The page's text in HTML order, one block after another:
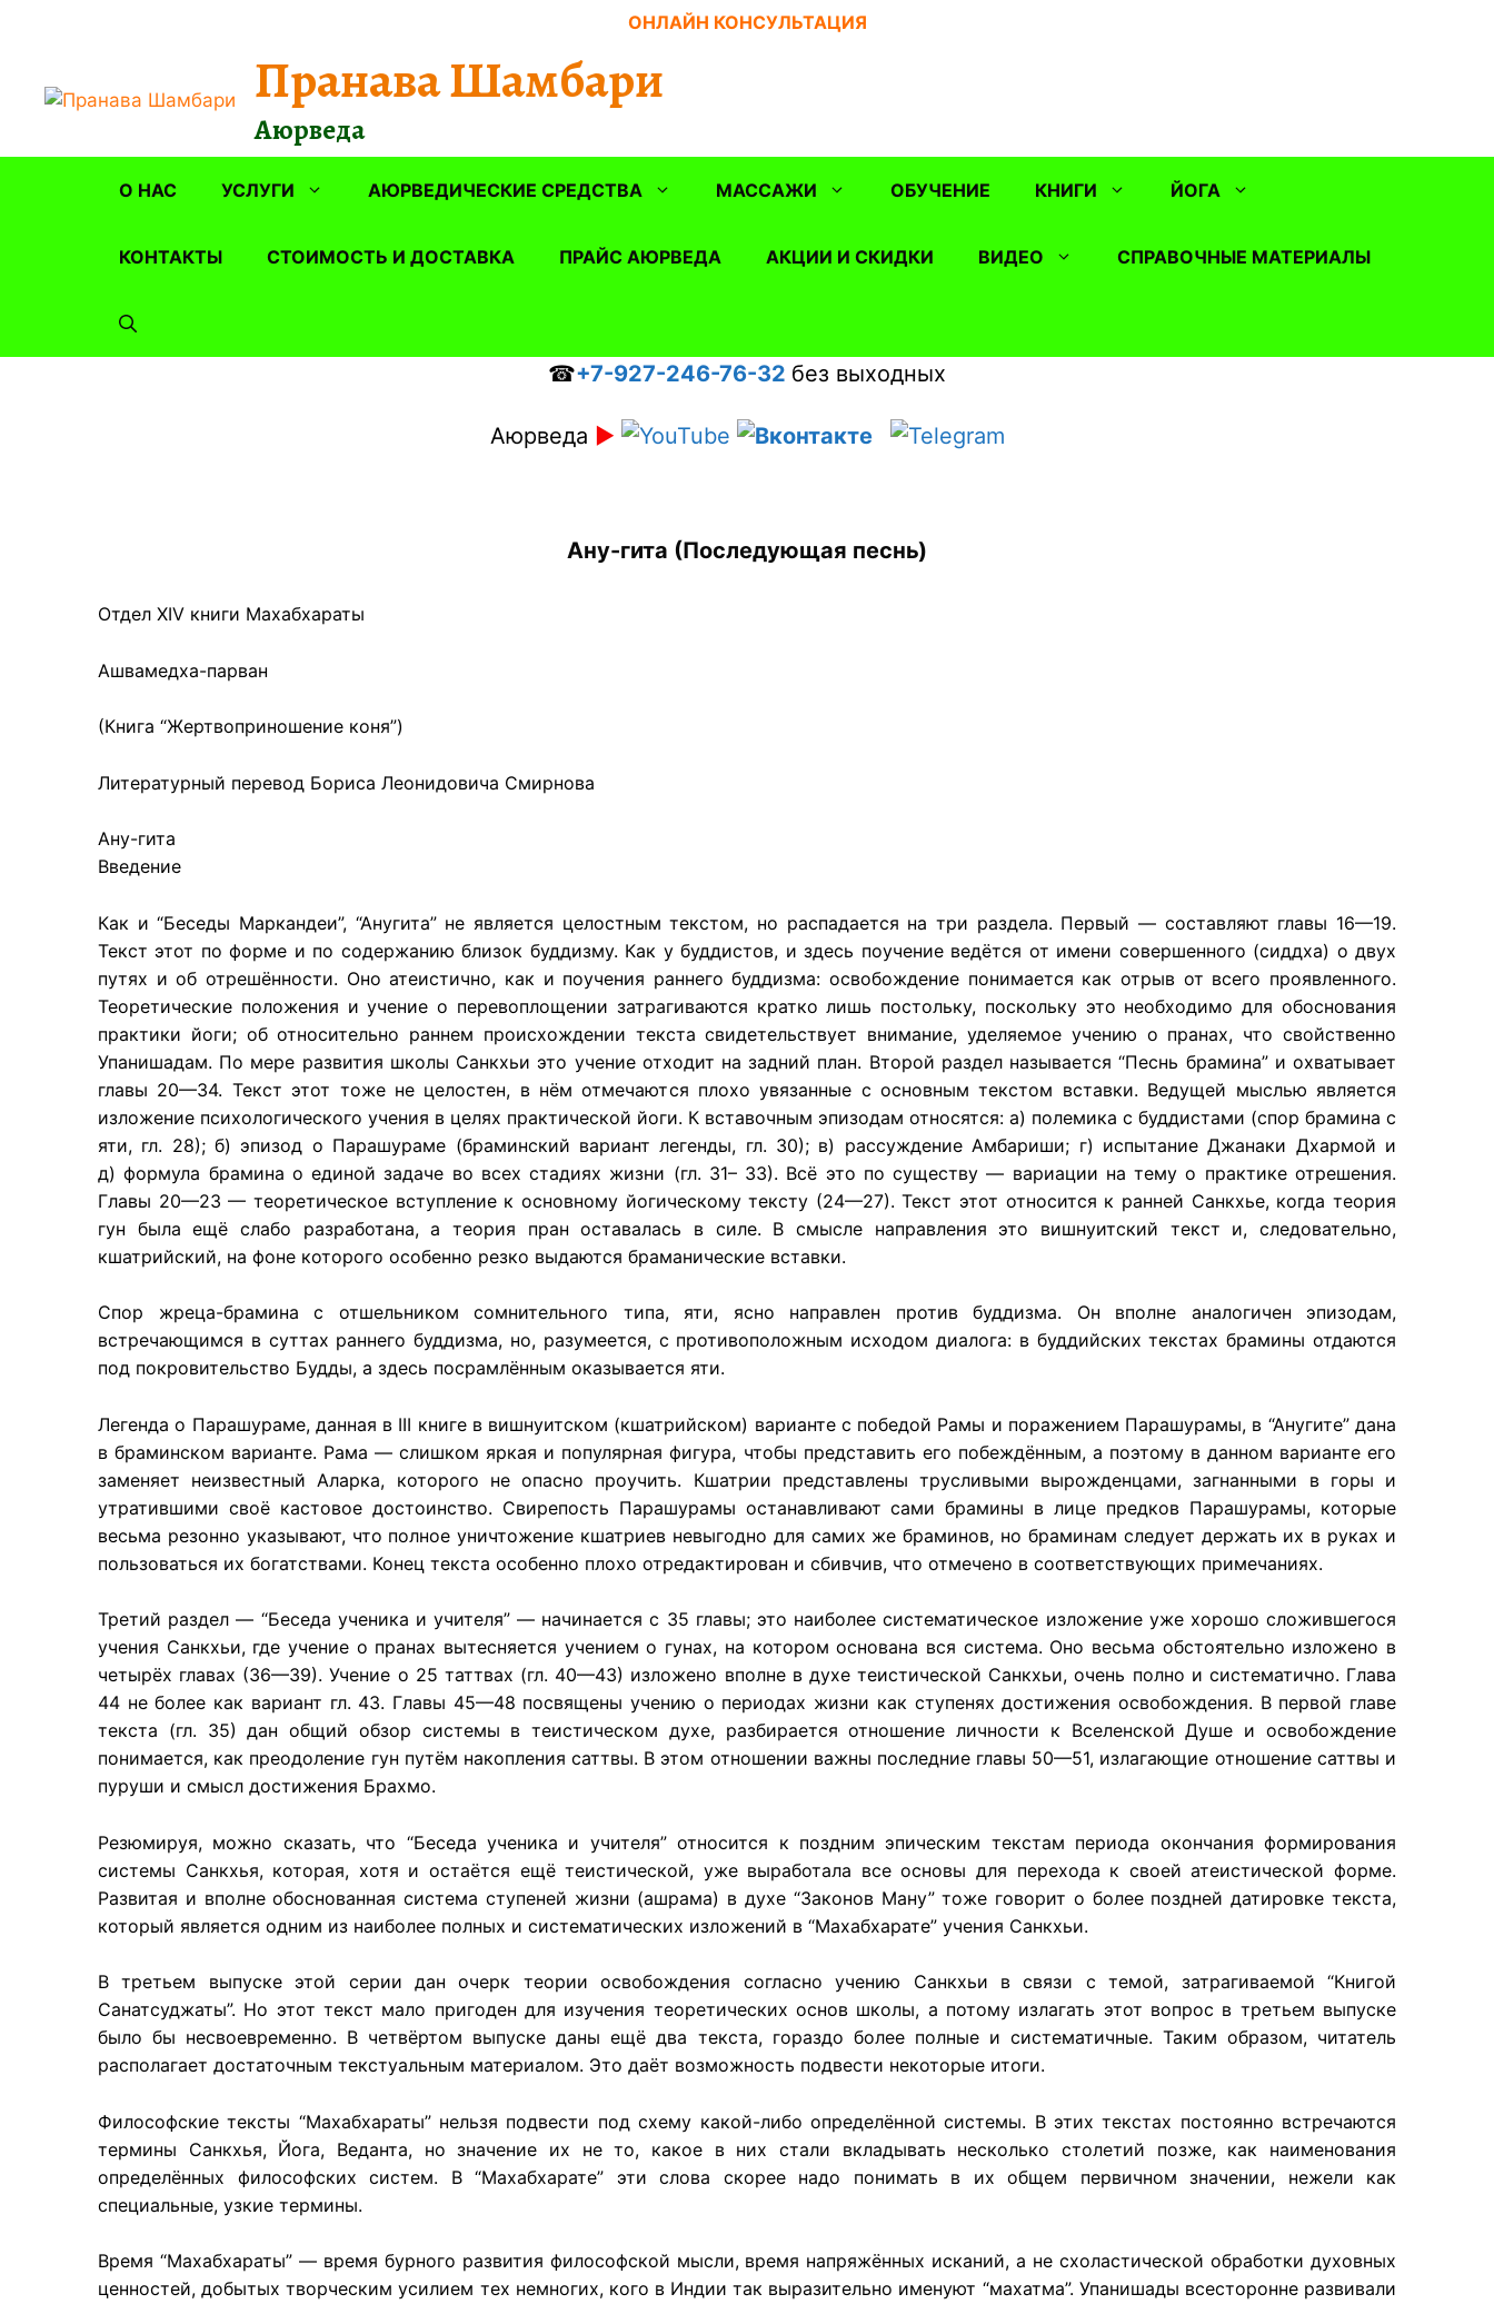
ОНЛАЙН КОНСУЛЬТАЦИЯ
Пранава Шамбари
Аюрведа
О НАС УСЛУГИ АЮРВЕДИЧЕСКИЕ СРЕДСТВА МАССАЖИ ОБУЧЕНИЕ КНИГИ ЙОГА
КОНТАКТЫ СТОИМОСТЬ И ДОСТАВКА ПРАЙС АЮРВЕДА АКЦИИ И СКИДКИ ВИДЕО СПРАВОЧНЫЕ МАТЕРИАЛЫ
☎+7-927-246-76-32 без выходных
Аюрведа ►
Ану-гита (Последующая песнь)
Отдел XIV книги Махабхараты
Ашвамедха-парван
(Книга “Жертвоприношение коня”)
Литературный перевод Бориса Леонидовича Смирнова
Ану-гита
Введение
Как и “Беседы Маркандеи”, “Анугита” не является целостным текстом, но распадается на три раздела. Первый — составляют главы 16—19.
Текст этот по форме и по содержанию близок буддизму. Как у буддистов, и здесь поучение ведётся от имени совершенного (сиддха) о двух
путях и об отрешённости. Оно атеистично, как и поучения раннего буддизма: освобождение понимается как отрыв от всего проявленного.
Теоретические положения и учение о перевоплощении затрагиваются кратко лишь постольку, поскольку это необходимо для обоснования
практики йоги; об относительно раннем происхождении текста свидетельствует внимание, уделяемое учению о пранах, что свойственно
Упанишадам. По мере развития школы Санкхьи это учение отходит на задний план. Второй раздел называется “Песнь брамина” и охватывает
главы 20—34. Текст этот тоже не целостен, в нём отмечаются плохо увязанные с основным текстом вставки. Ведущей мыслью является
изложение психологического учения в целях практической йоги. К вставочным эпизодам относятся: а) полемика с буддистами (спор брамина с
яти, гл. 28); б) эпизод о Парашураме (браминский вариант легенды, гл. 30); в) рассуждение Амбариши; г) испытание Джанаки Дхармой и
д) формула брамина о единой задаче во всех стадиях жизни (гл. 31– 33). Всё это по существу — вариации на тему о практике отрешения.
Главы 20—23 — теоретическое вступление к основному йогическому тексту (24—27). Текст этот относится к ранней Санкхье, когда теория
гун была ещё слабо разработана, а теория пран оставалась в силе. В смысле направления это вишнуитский текст и, следовательно,
кшатрийский, на фоне которого особенно резко выдаются браманические вставки.
Спор жреца-брамина с отшельником сомнительного типа, яти, ясно направлен против буддизма. Он вполне аналогичен эпизодам,
встречающимся в суттах раннего буддизма, но, разумеется, с противоположным исходом диалога: в буддийских текстах брамины отдаются
под покровительство Будды, а здесь посрамлённым оказывается яти.
Легенда о Парашураме, данная в III книге в вишнуитском (кшатрийском) варианте с победой Рамы и поражением Парашурамы, в “Анугите” дана
в браминском варианте. Рама — слишком яркая и популярная фигура, чтобы представить его побеждённым, а поэтому в данном варианте его
заменяет неизвестный Аларка, которого не опасно проучить. Кшатрии представлены трусливыми вырожденцами, загнанными в горы и
утратившими своё кастовое достоинство. Свирепость Парашурамы останавливают сами брамины в лице предков Парашурамы, которые
весьма резонно указывают, что полное уничтожение кшатриев невыгодно для самих же браминов, но браминам следует держать их в руках и
пользоваться их богатствами. Конец текста особенно плохо отредактирован и сбивчив, что отмечено в соответствующих примечаниях.
Третий раздел — “Беседа ученика и учителя” — начинается с 35 главы; это наиболее систематическое изложение уже хорошо сложившегося
учения Санкхьи, где учение о пранах вытесняется учением о гунах, на котором основана вся система. Оно весьма обстоятельно изложено в
четырёх главах (36—39). Учение о 25 таттвах (гл. 40—43) изложено вполне в духе теистической Санкхьи, очень полно и систематично. Глава
44 не более как вариант гл. 43. Главы 45—48 посвящены учению о периодах жизни как ступенях достижения освобождения. В первой главе
текста (гл. 35) дан общий обзор системы в теистическом духе, разбирается отношение личности к Вселенской Душе и освобождение
понимается, как преодоление гун путём накопления саттвы. В этом отношении важны последние главы 50—51, излагающие отношение саттвы и
пуруши и смысл достижения Брахмо.
Резюмируя, можно сказать, что “Беседа ученика и учителя” относится к поздним эпическим текстам периода окончания формирования
системы Санкхья, которая, хотя и остаётся ещё теистической, уже выработала все основы для перехода к своей атеистической форме.
Развитая и вполне обоснованная система ступеней жизни (ашрама) в духе “Законов Ману” тоже говорит о более поздней датировке текста,
который является одним из наиболее полных и систематических изложений в “Махабхарате” учения Санкхьи.
В третьем выпуске этой серии дан очерк теории освобождения согласно учению Санкхьи в связи с темой, затрагиваемой “Книгой
Санатсуджаты”. Но этот текст мало пригоден для изучения теоретических основ школы, а потому излагать этот вопрос в третьем выпуске
было бы несвоевременно. В четвёртом выпуске даны ещё два текста, гораздо более полные и систематичные. Таким образом, читатель
располагает достаточным текстуальным материалом. Это даёт возможность подвести некоторые итоги.
Философские тексты “Махабхараты” нельзя подвести под схему какой-либо определённой системы. В этих текстах постоянно встречаются
термины Санкхья, Йога, Веданта, но значение их не то, какое в них стали вкладывать несколько столетий позже, как наименования
определённых философских систем. В “Махабхарате” эти слова скорее надо понимать в их общем первичном значении, нежели как
специальные, узкие термины.
Время “Махабхараты” — время бурного развития философской мысли, время напряжённых исканий, а не схоластической обработки духовных
ценностей, добытых творческим усилием тех немногих, кого в Индии так выразительно именуют “махатма”. Упанишады всесторонне развивали